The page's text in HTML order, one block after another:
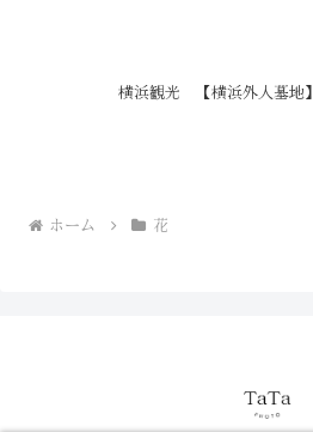
横浜観光 【横浜外人墓地】
ホーム 花